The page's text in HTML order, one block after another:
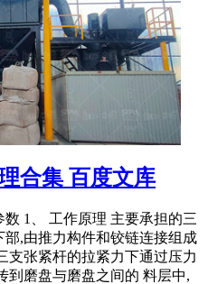
合集 百度文库
1、 工作原理 主要承担的三
,由推力构件和铰链连接组成
支张紧杆的拉紧力下通过压力
到磨盘与磨盘之间的 料层中,